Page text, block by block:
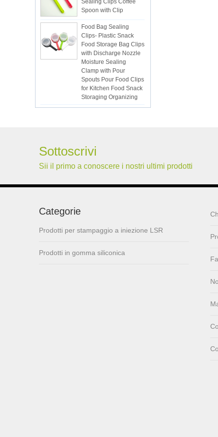
Spoon with Clip
Food Bag Sealing
Clips- Plastic Snack
Food Storage Bag Clips
with Discharge Nozzle
Moisture Sealing
Clamp with Pour
Spouts Pour Food Clips
for Kitchen Food Snack
Storaging Organizing
Vacuum Sealed Bags
ISR PC sunction cup
Sottoscrivi
Sii il primo a conoscere i nostri ultimi prodotti
Categorie
Prodotti per stampaggio a iniezione LSR
Prodotti in gomma siliconica